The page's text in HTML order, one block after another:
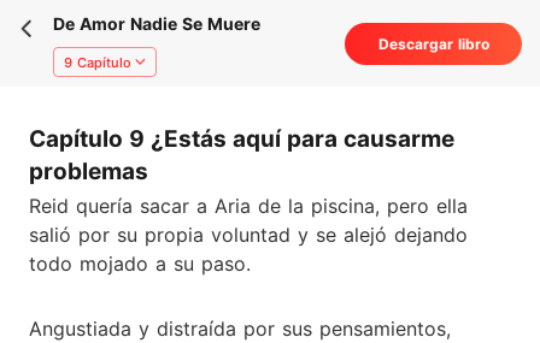
De Amor Nadie Se Muere
9 Capítulo
Descargar libro
Capítulo 9 ¿Estás aquí para causarme
problemas
Reid quería sacar a Aria de la piscina, pero ella
salió por su propia voluntad y se alejó dejando
todo mojado a su paso.
Angustiada y distraída por sus pensamientos,